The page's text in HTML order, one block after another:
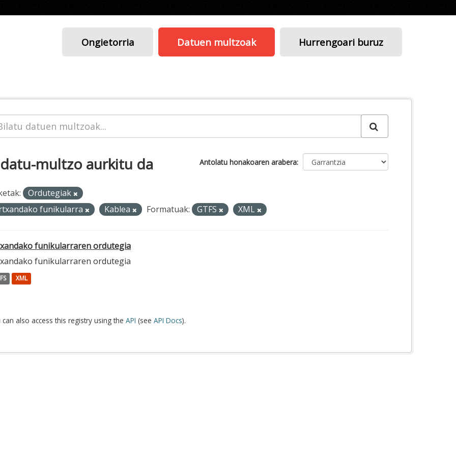
Ongietorria Datuen multzoak Hurrengoari buruz
Antolatu honakoaren arabera
multzo aurkitu da
Ordutegiak
funikularra
Kablea Formatuak: GTFS XML
funikularraren ordutegia
funikularraren ordutegia
XML
can also access this registry using the API (see API Docs).